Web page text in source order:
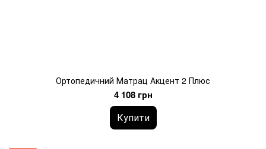
Ортопедичний Матрац Акцент 2 Плюс
4 108 грн
Купити